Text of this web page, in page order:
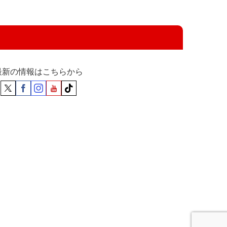
新の情報はこちらから